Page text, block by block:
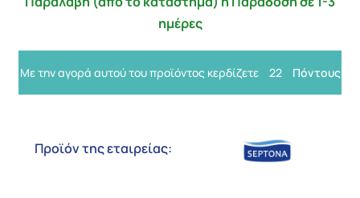
ημέρες
Με την αγορά αυτού του προϊόντος κερδίζετε 22 Πόντους
Προϊόν της εταιρείας: